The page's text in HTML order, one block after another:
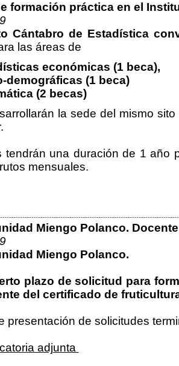
formación práctica en el
Cántabro de Estadística
las áreas de
económicas (1 beca),
demográficas (1 beca)
(2 becas)
la sede del mismo
tendrán una duración de 1 año
mensuales.
Miengo Polanco.
Miengo Polanco.
plazo de solicitud para
del certificado de
presentación de solicitudes
adjunta